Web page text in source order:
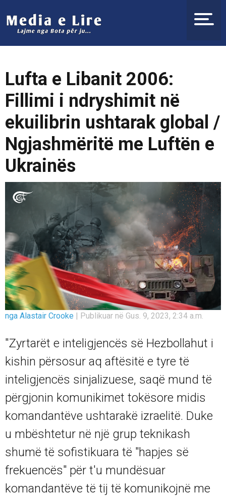
Lufta e Libanit 2006:
Fillimi i ndryshimit në
ekuilibrin ushtarak global /
Ngjashmëritë me Luftën e
Ukrainës
nga Alastair Crooke | Publikuar në Gus. 9, 2023, 2:34 a.m.
"Zyrtarët e inteligjencës së Hezbollahut i
kishin përsosur aq aftësitë e tyre të
inteligjencës sinjalizuese, saqë mund të
përgjonin komunikimet tokësore midis
komandantëve ushtarakë izraelitë. Duke
u mbështetur në një grup teknikash
shumë të sofistikuara të "hapjes së
frekuencës" për t'u mundësuar
komandantëve të tij të komunikojnë me